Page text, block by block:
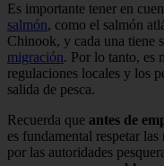
Es importante tener en
salmón, como el salmón
Chinook, y cada una tiene
migración. Por lo tanto, es
regulaciones locales y los
salida de pesca.
Recuerda que antes de
es fundamental respetar
por las autoridades